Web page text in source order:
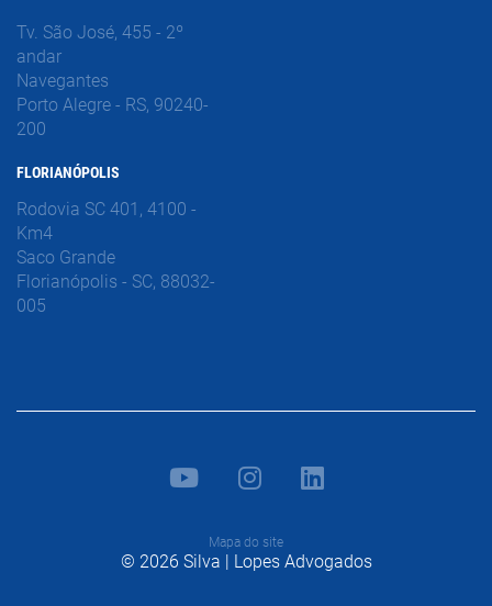
Tv. São José, 455 - 2º
andar
Navegantes
Porto Alegre - RS, 90240-
200
FLORIANÓPOLIS
Rodovia SC 401, 4100 -
Km4
Saco Grande
Florianópolis - SC, 88032-
005
Mapa do site
© 2026 Silva | Lopes Advogados